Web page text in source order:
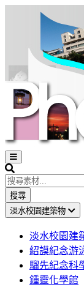
Open
sidebar
Search
搜尋
淡水校園建築物
淡水校園建
紹謨紀念游
騮先紀念科
鍾靈化學館